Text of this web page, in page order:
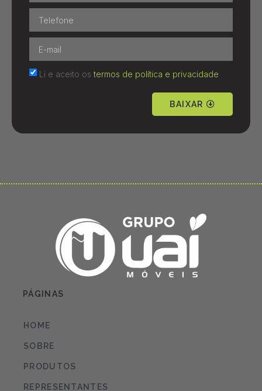
Li e aceito os termos de política e privacidade
BAIXAR
PÁGINAS
HOME
SOBRE
PRODUTOS
REPRESENTANTES